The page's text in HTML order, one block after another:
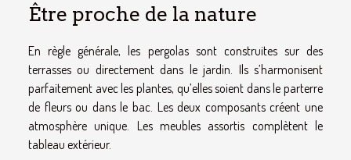
Être proche de la nature
En règle générale, les pergolas sont construites sur des
terrasses ou directement dans le jardin. Ils s’harmonisent
parfaitement avec les plantes, qu’elles soient dans le parterre
de fleurs ou dans le bac. Les deux composants créent une
atmosphère unique. Les meubles assortis complètent le
tableau extérieur.